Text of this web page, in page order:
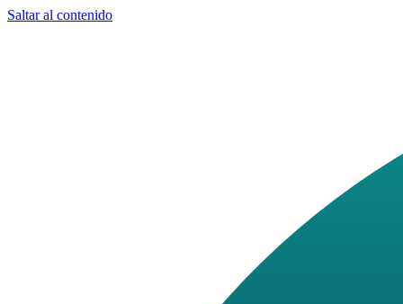
Saltar al contenido